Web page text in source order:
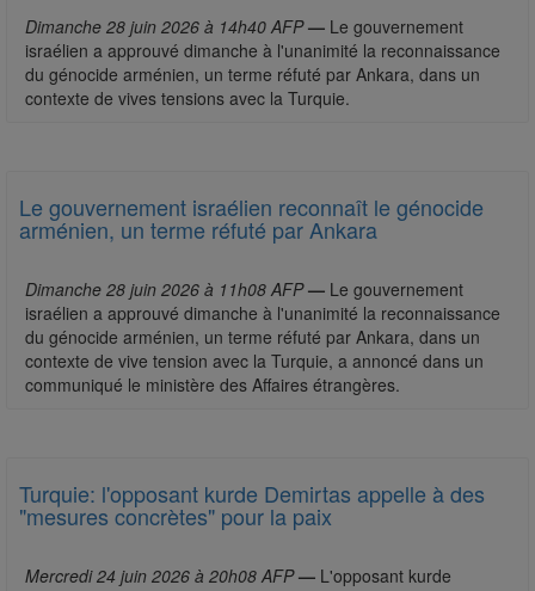
Dimanche 28 juin 2026 à 14h40 AFP — Le gouvernement
israélien a approuvé dimanche à l'unanimité la reconnaissance
du génocide arménien, un terme réfuté par Ankara, dans un
contexte de vives tensions avec la Turquie.
Le gouvernement israélien reconnaît le génocide
arménien, un terme réfuté par Ankara
Dimanche 28 juin 2026 à 11h08 AFP — Le gouvernement
israélien a approuvé dimanche à l'unanimité la reconnaissance
du génocide arménien, un terme réfuté par Ankara, dans un
contexte de vive tension avec la Turquie, a annoncé dans un
communiqué le ministère des Affaires étrangères.
Turquie: l'opposant kurde Demirtas appelle à des
"mesures concrètes" pour la paix
Mercredi 24 juin 2026 à 20h08 AFP — L'opposant kurde